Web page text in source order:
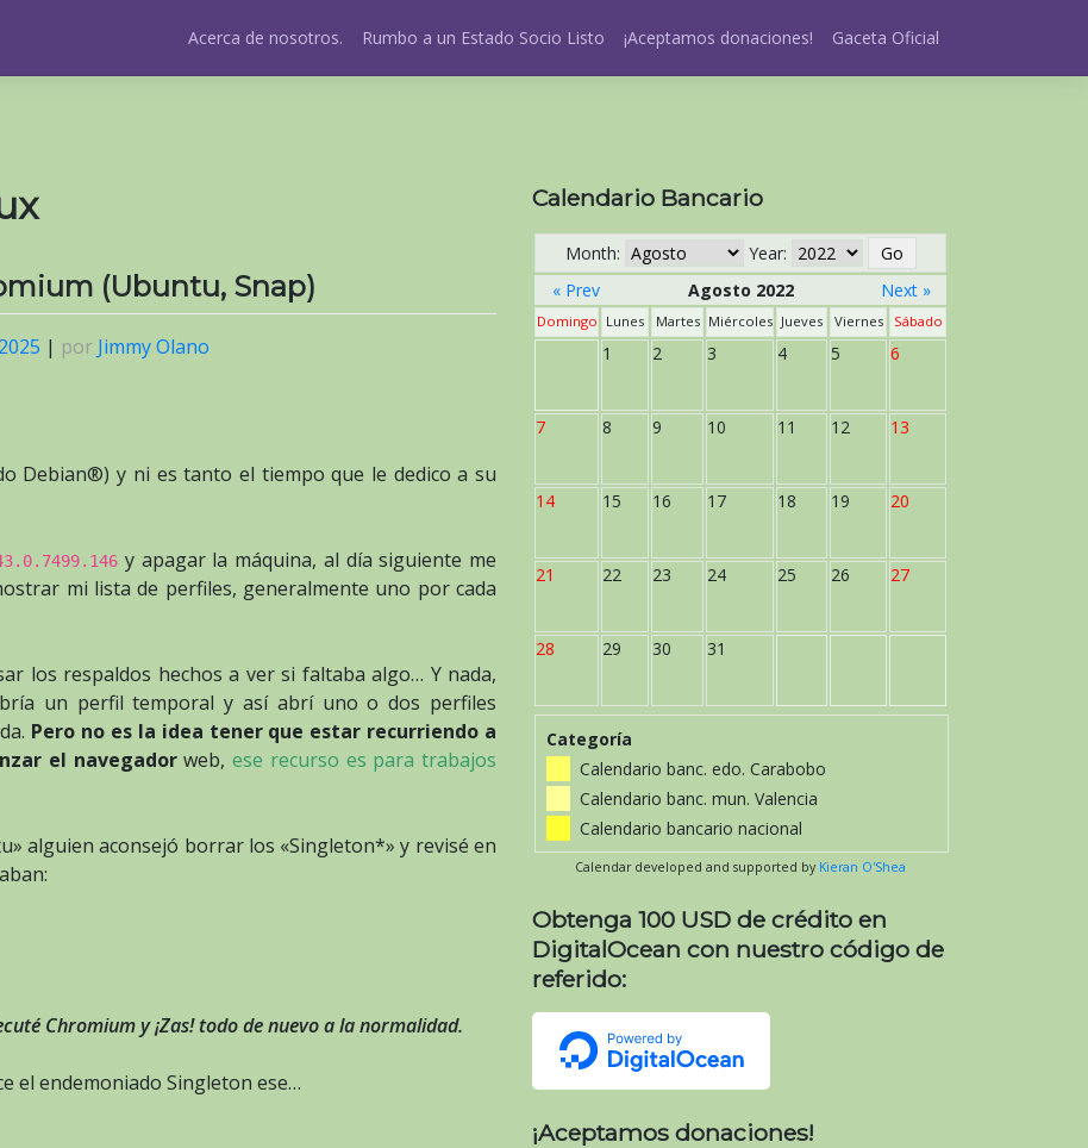
Acerca de nosotros. Rumbo a un Estado Socio Listo ¡Aceptamos donaciones! Gaceta Oficial
(Ubuntu, Snap)
| por Jimmy Olano
Debian®) y ni es tanto el tiempo que le dedico a su
y apagar la máquina, al día siguiente me
mi lista de perfiles, generalmente uno por cada
los respaldos hechos a ver si faltaba algo… Y nada,
un perfil temporal y así abrí uno o dos perfiles
Pero no es la idea tener que estar recurriendo a
el navegadorweb,ese recurso es para trabajos
alguien aconsejó borrar los «Singleton*» y revisé en
Chromium y ¡Zas! todo de nuevo a la normalidad.
el endemoniado Singleton ese…
Calendario Bancario
Month:
Year:
« Prev
Agosto 2022 Next »
Domingo Lunes Martes Miércoles Jueves Viernes Sábado
1 2 3 4 5 6
7 8 9 10 11 12 13
14 15 16 17 18 19 20
21 22 23 24 25 26 27
28 29 30 31
Categoría
Calendario banc. edo. Carabobo
Calendario banc. mun. Valencia
Calendario bancario nacional
Calendar developed and supported by Kieran O'Shea
Obtenga 100 USD de crédito en
DigitalOcean con nuestro código de
referido:
¡Aceptamos donaciones!